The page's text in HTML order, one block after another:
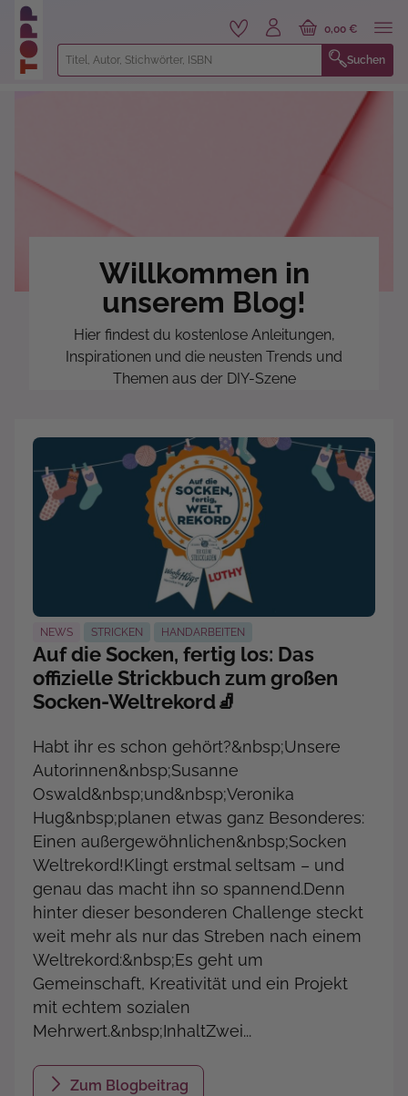
springen
Suchen
0,00 €
Willkommen in
unserem Blog!
Hier findest du kostenlose Anleitungen,
Inspirationen und die neusten Trends und
Themen aus der DIY-Szene
NEWS STRICKEN HANDARBEITEN
Auf die Socken, fertig los: Das
offizielle Strickbuch zum großen
Socken-Weltrekord🧦
Habt ihr es schon gehört?&nbsp;Unsere
Autorinnen&nbsp;Susanne
Oswald&nbsp;und&nbsp;Veronika
Hug&nbsp;planen etwas ganz Besonderes:
Einen außergewöhnlichen&nbsp;Socken
Weltrekord!Klingt erstmal seltsam – und
genau das macht ihn so spannend.Denn
hinter dieser besonderen Challenge steckt
weit mehr als nur das Streben nach einem
Weltrekord:&nbsp;Es geht um
Gemeinschaft, Kreativität und ein Projekt
mit echtem sozialen
Mehrwert.&nbsp;InhaltZwei...
Zum Blogbeitrag